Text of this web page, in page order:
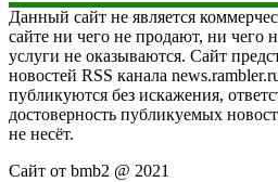
Данный сайт не является
сайте ни чего не продают, ни чего
услуги не оказываются. Сайт
новостей RSS канала
публикуются без искажения,
достоверность публикуемых
не несёт.
Сайт от bmb2 @ 2021